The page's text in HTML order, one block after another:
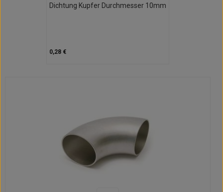
Dichtung Kupfer Durchmesser 10mm
0,28 €